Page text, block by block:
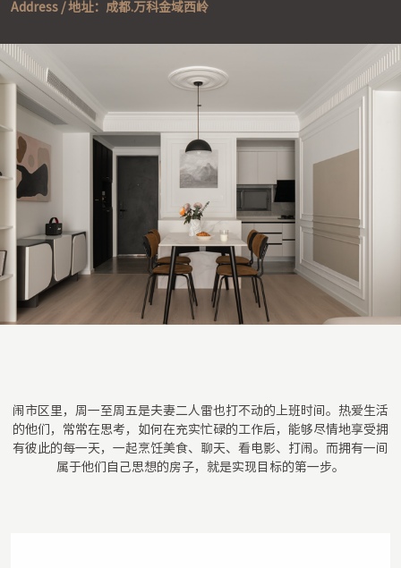
Address / 地址：成都.万科金域西岭
闹市区里，周一至周五是夫妻二人雷也打不动的上班时间。热爱生活
的他们，常常在思考，如何在充实忙碌的工作后，能够尽情地享受拥
有彼此的每一天，一起烹饪美食、聊天、看电影、打闹。而拥有一间
属于他们自己思想的房子，就是实现目标的第一步。